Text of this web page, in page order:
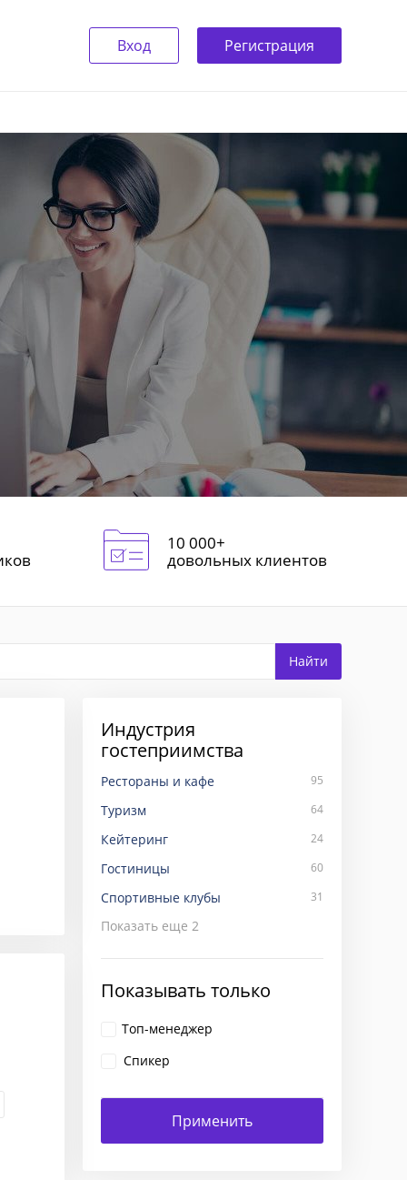
Вход Регистрация
10 000+
довольных клиентов
Индустрия
гостеприимства
Рестораны и кафе 95
Туризм 64
Кейтеринг 24
Гостиницы 60
Спортивные клубы 31
Показать еще 2
Показывать только
Топ-менеджер
Спикер